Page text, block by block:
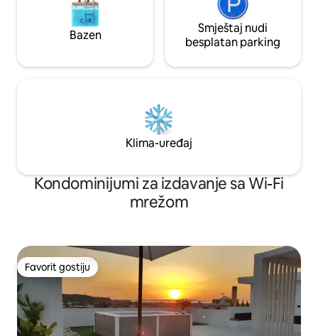
Bazen
Smještaj nudi
besplatan parking
Klima-uređaj
Kondominijumi za izdavanje sa Wi-Fi
mrežom
Favorit gostiju
Favorit gostiju